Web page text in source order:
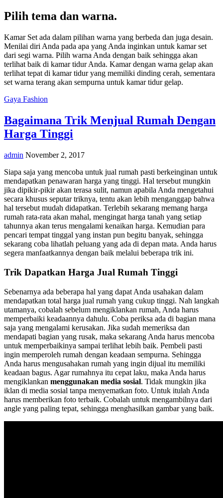
Pilih tema dan warna.
Kamar Set ada dalam pilihan warna yang berbeda dan juga desain.
Menilai diri Anda pada apa yang Anda inginkan untuk kamar set
dari segi warna. Pilih warna Anda dengan baik sehingga akan
terlihat baik di kamar tidur Anda. Kamar dengan warna gelap akan
terlihat tepat di kamar tidur yang memiliki dinding cerah, sementara
set warna terang akan sempurna untuk kamar tidur gelap.
Gaya Fashion
Bagaimana Trik Menjual Rumah Dengan
Harga Tinggi
admin November 2, 2017
Siapa saja yang mencoba untuk jual rumah pasti berkeinginan untuk
mendapatkan penawaran harga yang tinggi. Hal tersebut mungkin
jika dipikir-pikir akan terasa sulit, namun apabila Anda mengetahui
secara khusus seputar triknya, tentu akan lebih menganggap bahwa
hal tersebut mudah didapatkan. Terlebih sekarang memang harga
rumah rata-rata akan mahal, mengingat harga tanah yang setiap
tahunnya akan terus mengalami kenaikan harga. Kemudian para
pencari tempat tinggal yang instan pun begitu banyak, sehingga
sekarang coba lihatlah peluang yang ada di depan mata. Anda harus
segera manfaatkannya dengan baik melalui beberapa trik ini.
Trik Dapatkan Harga Jual Rumah Tinggi
Sebenarnya ada beberapa hal yang dapat Anda usahakan dalam
mendapatkan total harga jual rumah yang cukup tinggi. Nah langkah
utamanya, cobalah sebelum mengiklankan rumah, Anda harus
memperbaiki keadaannya dahulu. Coba periksa ada di bagian mana
saja yang mengalami kerusakan. Jika sudah memeriksa dan
mendapati bagian yang rusak, maka sekarang Anda harus mencoba
untuk memperbaikinya sampai terlihat lebih baik. Pembeli pasti
ingin memperoleh rumah dengan keadaan sempurna. Sehingga
Anda harus mengusahakan rumah yang ingin dijual itu memiliki
keadaan bagus. Agar rumahnya itu cepat laku, maka Anda harus
mengiklankan menggunakan media sosial. Tidak mungkin jika
iklan di media sosial tanpa menyematkan foto. Untuk itulah Anda
harus memberikan foto terbaik. Cobalah untuk mengambilnya dari
angle yang paling tepat, sehingga menghasilkan gambar yang baik.